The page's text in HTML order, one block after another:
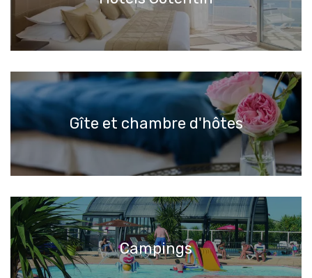
Gîte et chambre d'hôtes
Campings